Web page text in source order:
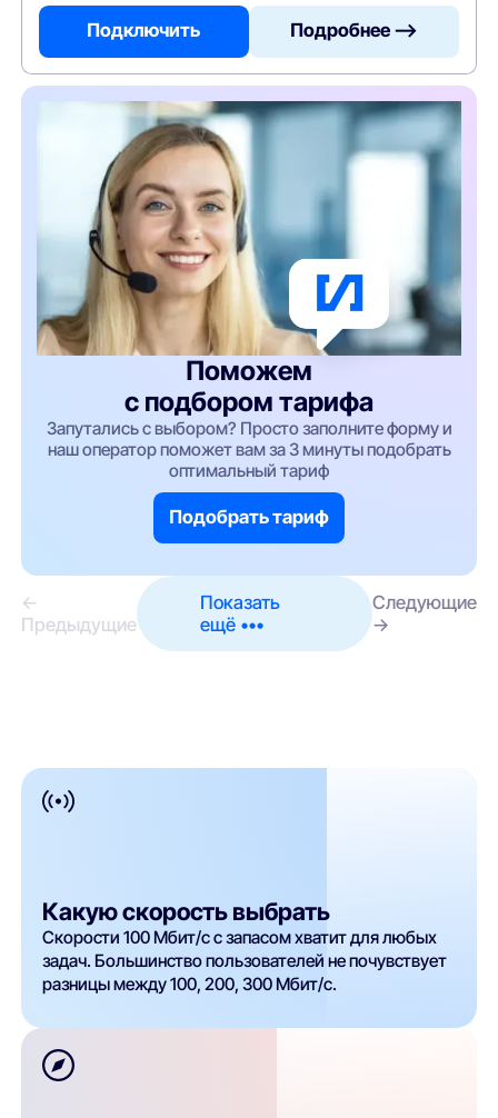
Подключить Подробнее —>
Поможем
с подбором тарифа
Запутались с выбором? Просто заполните форму и
наш оператор поможет вам за 3 минуты подобрать
оптимальный тариф
Подобрать тариф
←
Предыдущие
Показать
ещё •••
Следующие
→
Какую скорость выбрать
Скорости 100 Мбит/с с запасом хватит для любых
задач. Большинство пользователей не почувствует
разницы между 100, 200, 300 Мбит/с.